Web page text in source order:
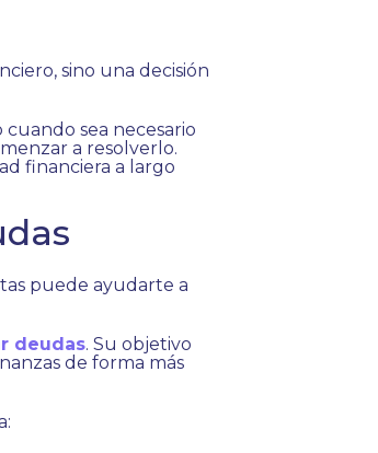
sino una decisión
sea necesario
a resolverlo.
financiera a largo
puede ayudarte a
deudas. Su objetivo
de forma más